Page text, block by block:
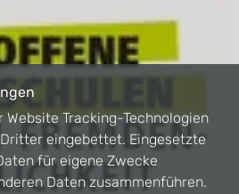
Tracking-Technologien
eingebettet. Eingesetzte
für eigene Zwecke
Daten zusammenführen.